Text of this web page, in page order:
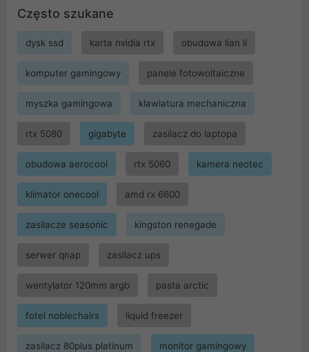
Często szukane
dysk ssd karta nvidia rtx obudowa lian li
komputer gamingowy panele fotowoltaiczne
myszka gamingowa klawiatura mechaniczna
rtx 5080 gigabyte zasilacz do laptopa
obudowa aerocool rtx 5060 kamera neotec
klimator onecool amd rx 6600
zasilacze seasonic kingston renegade
serwer qnap zasilacz ups
wentylator 120mm argb pasta arctic
fotel noblechairs liquid freezer
zasilacz 80plus platinum monitor gamingowy